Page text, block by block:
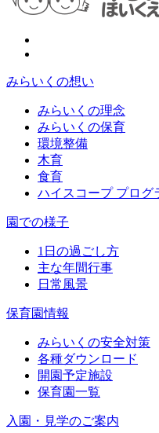
みらいくの想い
みらいくの理念
みらいくの保育
環境整備
木育
食育
ハイスコープ プログ
園での様子
1日の過ごし方
主な年間行事
日常風景
保育園情報
みらいくの安全対策
各種ダウンロード
開園予定施設
保育園一覧
入園・見学のご案内